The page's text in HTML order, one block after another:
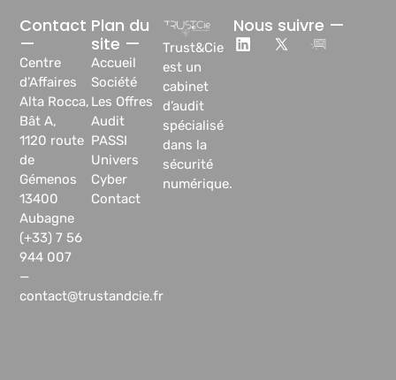
Trust&Cie
est un
cabinet
d’audit
spécialisé
dans la
sécurité
numérique.
Plan du
site —
Accueil
Société
Les Offres
Audit
PASSI
Univers
Cyber
Contact
Contact
—
Centre
d’Affaires
Alta Rocca,
Bât A,
1120 route
de
Gémenos
13400
Aubagne
(+33) 7 56
944 007
—
contact@trustandcie.fr
Nous suivre —